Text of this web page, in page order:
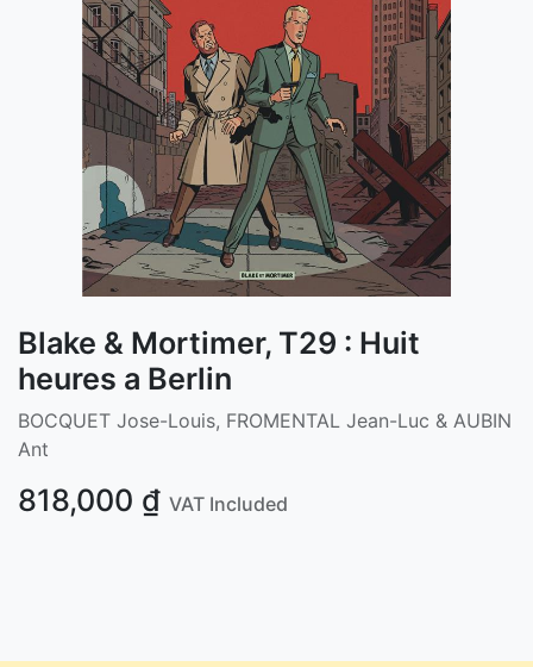
Blake & Mortimer, T29 : Huit
heures a Berlin
BOCQUET Jose-Louis, FROMENTAL Jean-Luc & AUBIN
Ant
818,000 ₫ VAT Included